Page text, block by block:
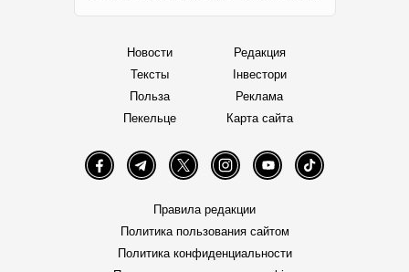
Новости
Тексты
Польза
Пекельце
Редакция
Інвестори
Реклама
Карта сайта
FacebookTelegramTwitter InstagramYouTube TikTok
Правила редакции
Политика пользования сайтом
Политика конфиденциальности